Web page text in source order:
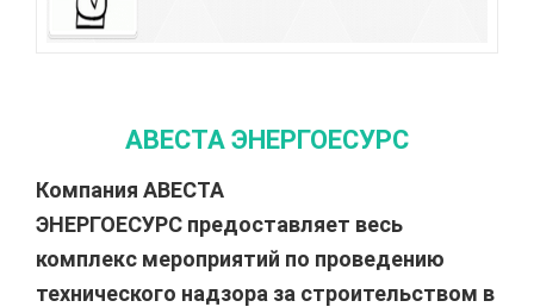
АВЕСТА ЭНЕРГОЕСУРС
Компания АВЕСТА
ЭНЕРГОЕСУРС предоставляет весь
комплекс мероприятий по проведению
технического надзора за строительством в